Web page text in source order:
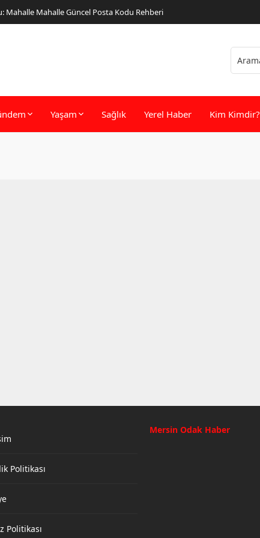
Mahalle Mahalle Güncel Posta Kodu Rehberi
Yaşam Sağlık Yerel Haber Kim Kimdir?
Politikası
Politikası
Mersin Odak Haber